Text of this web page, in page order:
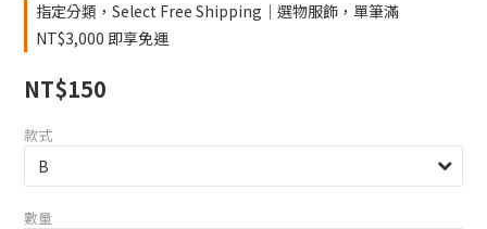
指定分類，Select Free Shipping｜選物服飾，單筆滿
NT$3,000 即享免運
NT$150
款式
數量